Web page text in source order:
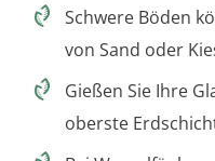
Schwere Böden
von Sand oder
Gießen Sie Ihre
oberste